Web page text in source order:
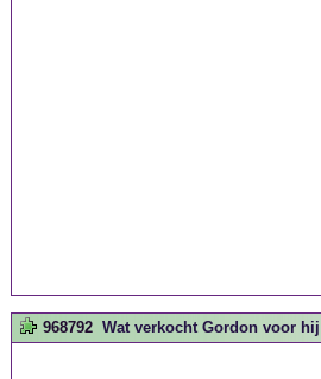
968792 Wat verkocht Gordon voor